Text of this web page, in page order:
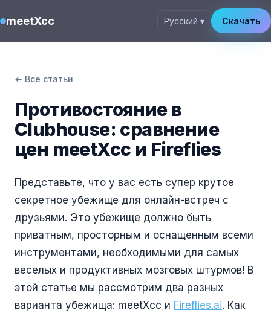
meetXcc Русский ▾ Скачать
← Все статьи
Противостояние в
Clubhouse: сравнение
цен meetXcc и Fireflies
Представьте, что у вас есть супер крутое
секретное убежище для онлайн-встреч с
друзьями. Это убежище должно быть
приватным, просторным и оснащенным всеми
инструментами, необходимыми для самых
веселых и продуктивных мозговых штурмов! В
этой статье мы рассмотрим два разных
варианта убежища: meetXcc и Fireflies.ai. Как